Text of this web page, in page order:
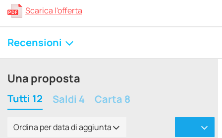
Scarica l'offerta
Recensioni
Una proposta
Tutti 12 Saldi 4 Carta 8
Ordina per data di aggiunta